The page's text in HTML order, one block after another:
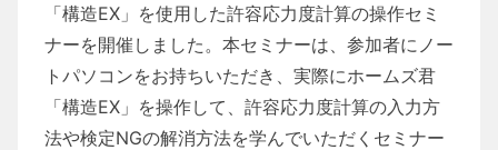
「構造EX」を使用した許容応力度計算の操作セミ
ナーを開催しました。本セミナーは、参加者にノー
トパソコンをお持ちいただき、実際にホームズ君
「構造EX」を操作して、許容応力度計算の入力方
法や検定NGの解消方法を学んでいただくセミナー